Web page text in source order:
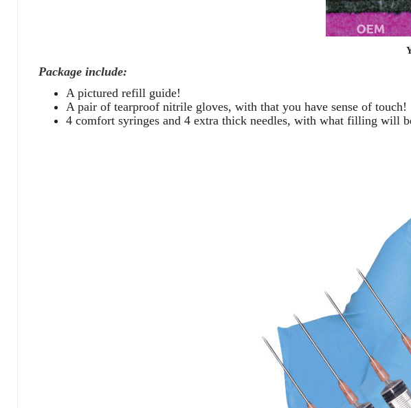
Package include:
A pictured refill guide!
A pair of tearproof nitrile gloves, with that you have sense of touch!
4 comfort syringes and 4 extra thick needles, with what filling will